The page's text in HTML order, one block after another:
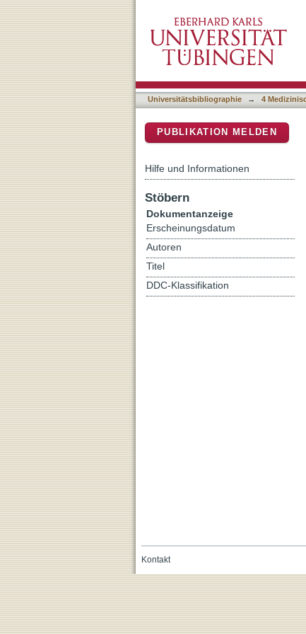
homeostasis
Universitätsbibliographie → 4
PUBLIKATION MELDEN
Hilfe und Informationen
Stöbern
Dokumentanzeige
Erscheinungsdatum
Autoren
Titel
DDC-Klassifikation
Kontakt